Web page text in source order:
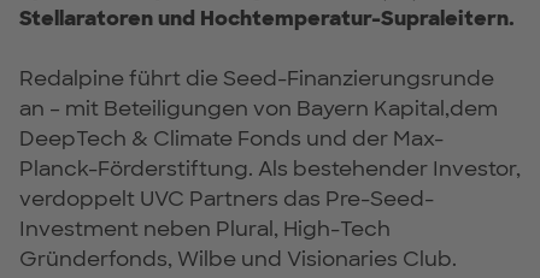
Stellaratoren und Hochtemperatur-Supraleitern.
Redalpine führt die Seed-Finanzierungsrunde
an – mit Beteiligungen von Bayern Kapital,dem
DeepTech & Climate Fonds und der Max-
Planck-Förderstiftung. Als bestehender Investor,
verdoppelt UVC Partners das Pre-Seed-
Investment neben Plural, High-Tech
Gründerfonds, Wilbe und Visionaries Club.